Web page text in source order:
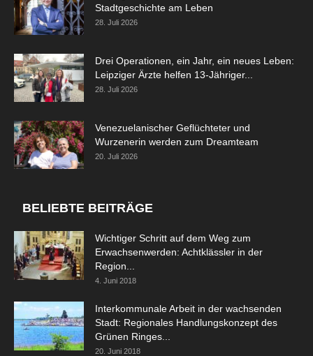
Stadtgeschichte am Leben
28. Juli 2026
Drei Operationen, ein Jahr, ein neues Leben:
Leipziger Ärzte helfen 13-Jähriger...
28. Juli 2026
Venezuelanischer Geflüchteter und
Wurzenerin werden zum Dreamteam
20. Juli 2026
BELIEBTE BEITRÄGE
Wichtiger Schritt auf dem Weg zum
Erwachsenwerden: Achtklässler in der
Region...
4. Juni 2018
Interkommunale Arbeit in der wachsenden
Stadt: Regionales Handlungskonzept des
Grünen Ringes...
20. Juni 2018